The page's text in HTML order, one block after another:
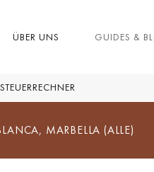
ÜBER UNS GUIDES &
STEUERRECHNER
(ALLE)